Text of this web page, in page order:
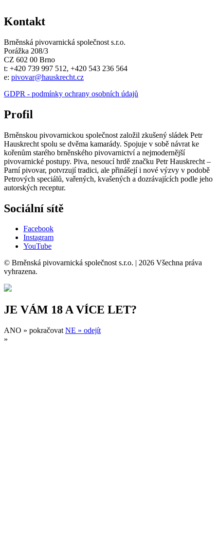
Kontakt
Brněnská pivovarnická společnost s.r.o.
Porážka 208/3
CZ 602 00 Brno
t: +420 739 997 512, +420 543 236 564
e: pivovar@hauskrecht.cz
GDPR - podmínky ochrany osobních údajů
Profil
Brněnskou pivovarnickou společnost založil zkušený sládek Petr
Hauskrecht spolu se dvěma kamarády. Spojuje v sobě návrat ke
kořenům starého brněnského pivovarnictví a nejmodernější
pivovarnické postupy. Piva, nesoucí hrdě značku Petr Hauskrecht –
Parní pivovar, potvrzují tradici, ale přinášejí i nové výzvy v podobě
Petrových speciálů, vařených, kvašených a dozrávajících podle jeho
autorských receptur.
Sociální sítě
Facebook
Instagram
YouTube
© Brněnská pivovarnická společnost s.r.o. | 2026 Všechna práva
vyhrazena.
JE VÁM 18 A VÍCE LET?
ANO » pokračovat NE » odejít
»